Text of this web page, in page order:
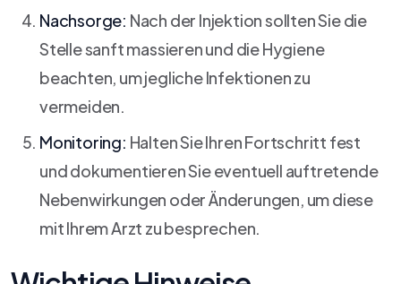
Nachsorge: Nach der Injektion sollten Sie die
Stelle sanft massieren und die Hygiene
beachten, um jegliche Infektionen zu
vermeiden.
Monitoring: Halten Sie Ihren Fortschritt fest
und dokumentieren Sie eventuell auftretende
Nebenwirkungen oder Änderungen, um diese
mit Ihrem Arzt zu besprechen.